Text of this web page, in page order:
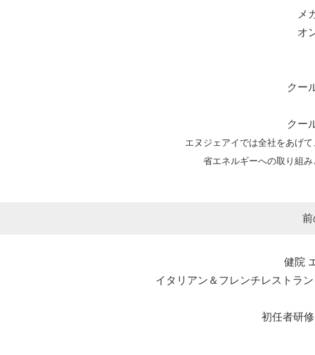
メ
オ
クー
クー
エヌジェアイでは全社をあげ
省エネルギーへの取り組み
前
健院
イタリアン＆フレンチレストラ
初任者研修